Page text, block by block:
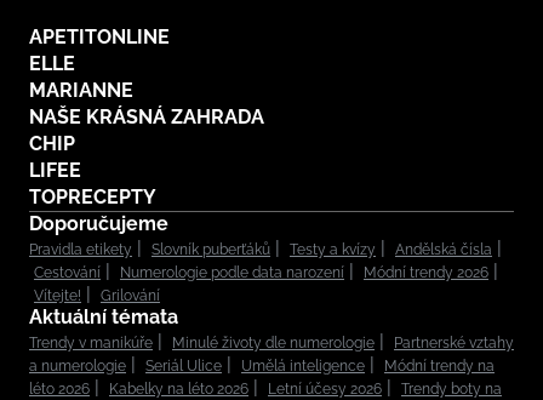
APETITONLINE
ELLE
MARIANNE
NAŠE KRÁSNÁ ZAHRADA
CHIP
LIFEE
TOPRECEPTY
Doporučujeme
Pravidla etikety Slovník puberťáků Testy a kvízy
Andělská čísla
Cestování
Numerologie podle data narození
Módní trendy 2026
Vítejte!
Grilování
Aktuální témata
Trendy v manikúře Minulé životy dle numerologie
Partnerské vztahy
a numerologie
Seriál Ulice Umělá inteligence
Módní trendy na
léto 2026
Kabelky na léto 2026 Letní účesy 2026
Trendy boty na